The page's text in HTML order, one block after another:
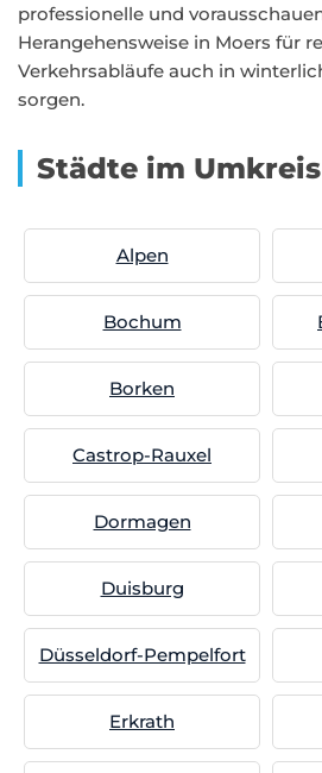
professionelle und
Herangehensweise in Moers für
Verkehrsabläufe auch in
sorgen.
Städte im
Alpen
Bochum
Borken
Castrop-Rauxel
Dormagen
Duisburg
Düsseldorf-Pempelfort
Erkrath